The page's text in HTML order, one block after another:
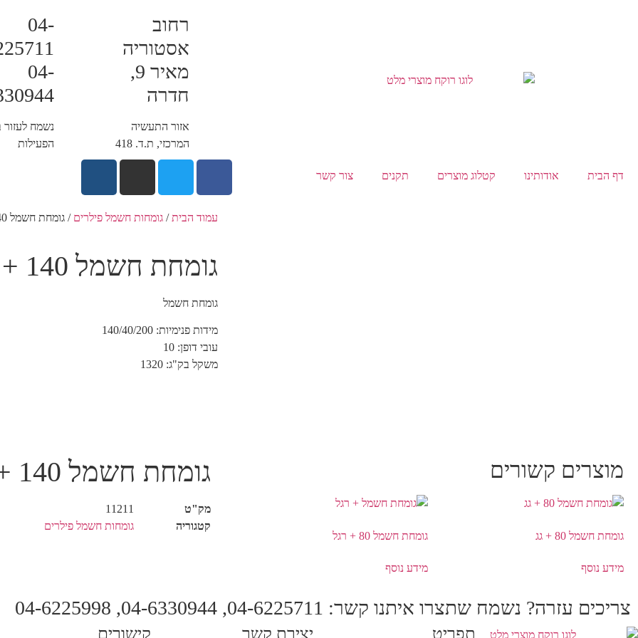
רחוב
אסטוריה
מאיר 9,
חדרה
אזור התעשיה
המרכזי, ת.ד. 418
04-
04-
נשמח
הפעילות
דף הבית אודותינו קטלוג מוצרים תקנים צור קשר
עמוד הבית/ גומחות חשמל פילרים / גומחת חשמל 140 + גג + רגל
גומחת חשמל 140 + גג + רגל
גומחת חשמל
מידות פנימיות: 140/40/200
עובי דופן: 10
משקל בק"ג: 1320
מוצרים קשורים
גומחת חשמל 80 + גג
מידע נוסף
גומחת חשמל 80 + רגל
מידע נוסף
גומחת חשמל 140 + גג + רגל
מק"ט
11211
קטגוריה
גומחות חשמל פילרים
צריכים עזרה? נשמח שתצרו איתנו קשר: 04-6225711, 04-6330944, 04-6225998
תפריט יצירת קשר קישורים